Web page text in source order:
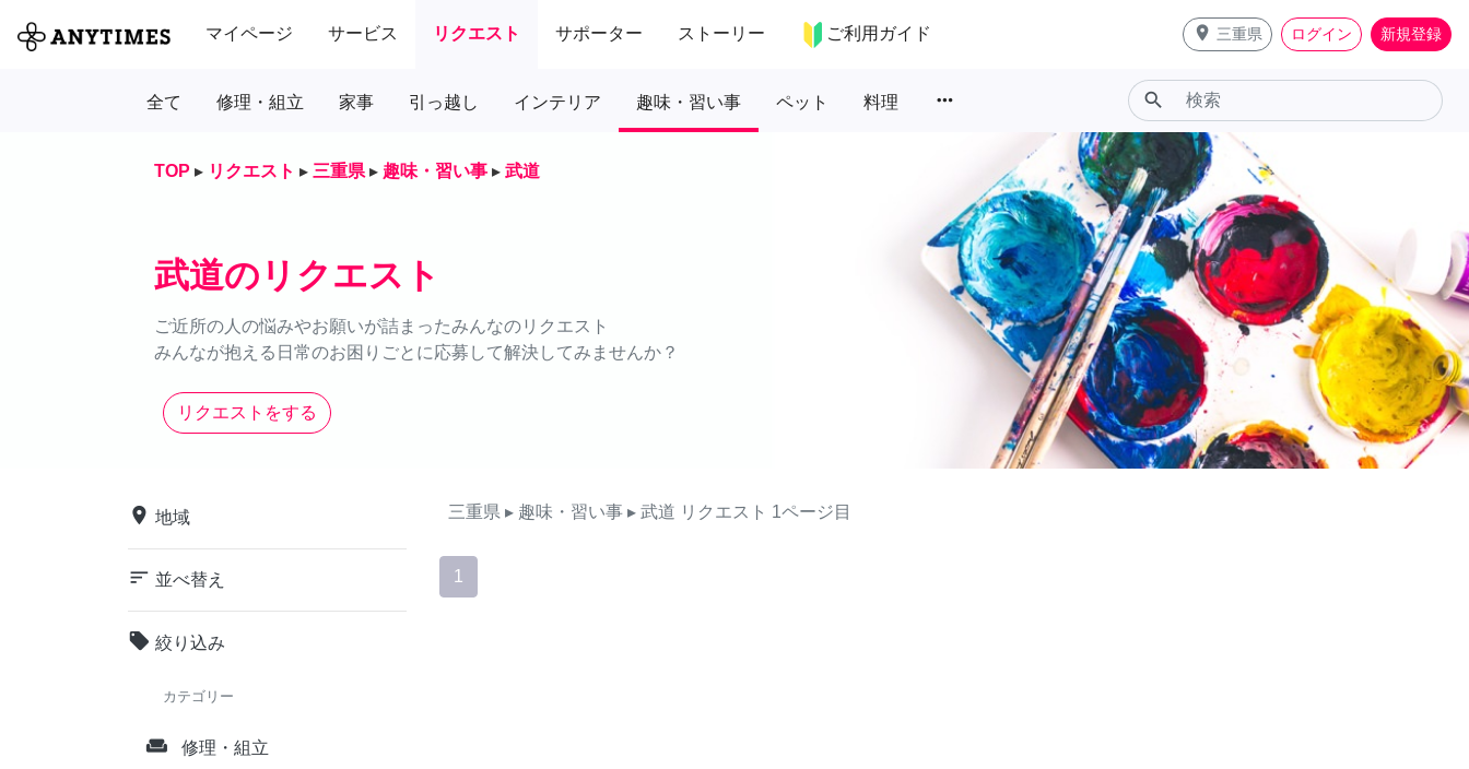
マイページ サービス リクエスト サポーター ストーリー ご利用ガイド place 三重県 ログイン 新規登録
全て 修理・組立 家事 引っ越し インテリア 趣味・習い事 ペット 料理 more_horiz search
TOP ▸ リクエスト ▸ 三重県 ▸ 趣味・習い事 ▸ 武道
武道のリクエスト
ご近所の人の悩みやお願いが詰まったみんなのリクエスト
みんなが抱える日常のお困りごとに応募して解決してみませんか？
リクエストをする
place 地域
sort 並べ替え
local_offer 絞り込み
カテゴリー
weekend 修理・組立
三重県 ▸ 趣味・習い事 ▸ 武道 リクエスト 1ページ目
1